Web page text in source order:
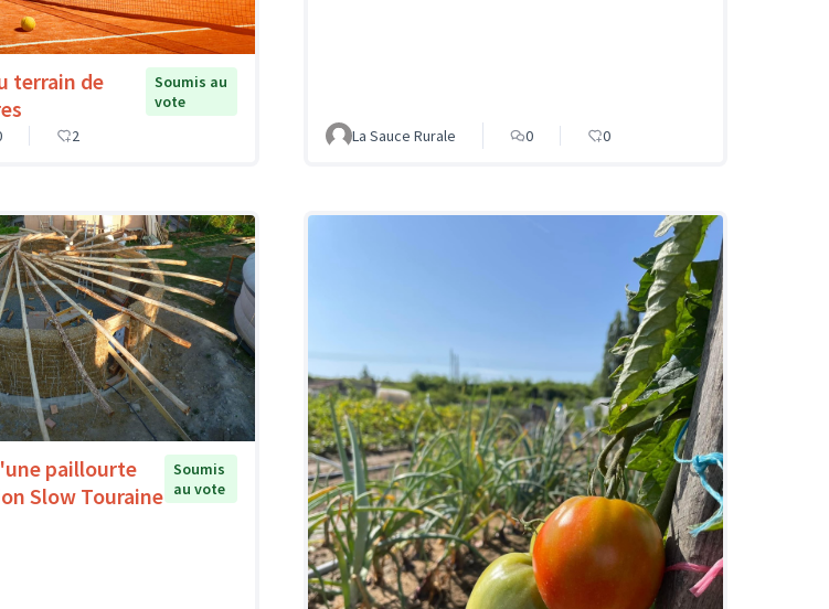
terrain de
Soumis au
vote
2 La Sauce Rurale 0 0
paillourte
Slow Touraine
Soumis
au vote